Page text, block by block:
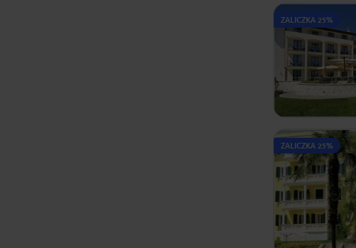
ZALICZKA 25%
ZALICZKA 25%